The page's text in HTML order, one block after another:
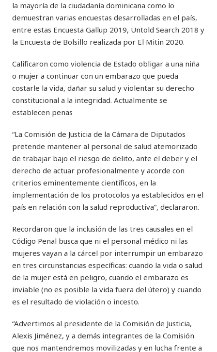
la mayoría de la ciudadanía dominicana como lo
demuestran varias encuestas desarrolladas en el país,
entre estas Encuesta Gallup 2019, Untold Search 2018 y
la Encuesta de Bolsillo realizada por El Mitin 2020.
Calificaron como violencia de Estado obligar a una niña
o mujer a continuar con un embarazo que pueda
costarle la vida, dañar su salud y violentar su derecho
constitucional a la integridad. Actualmente se
establecen penas
“La Comisión de Justicia de la Cámara de Diputados
pretende mantener al personal de salud atemorizado
de trabajar bajo el riesgo de delito, ante el deber y el
derecho de actuar profesionalmente y acorde con
criterios eminentemente científicos, en la
implementación de los protocolos ya establecidos en el
país en relación con la salud reproductiva”, declararon.
Recordaron que la inclusión de las tres causales en el
Código Penal busca que ni el personal médico ni las
mujeres vayan a la cárcel por interrumpir un embarazo
en tres circunstancias específicas: cuando la vida o salud
de la mujer está en peligro, cuando el embarazo es
inviable (no es posible la vida fuera del útero) y cuando
es el resultado de violación o incesto.
“Advertimos al presidente de la Comisión de Justicia,
Alexis Jiménez, y a demás integrantes de la Comisión
que nos mantendremos movilizadas y en lucha frente a